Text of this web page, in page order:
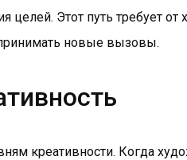
Этот путь требует от
принимать новые вызовы.
креативности. Когда